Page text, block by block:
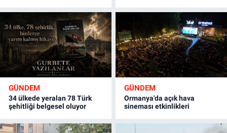
GÜNDEM
34 ülkede yeralan 78 Türk
şehitliği belgesel oluyor
GÜNDEM
Ormanya'da açık hava
sineması etkinlikleri